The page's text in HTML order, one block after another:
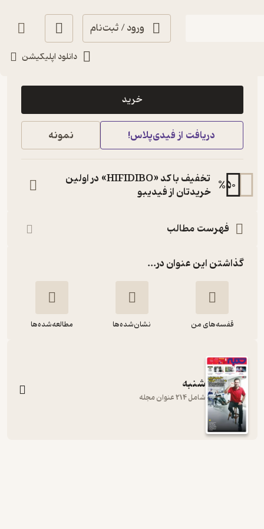
ورود / ثبت‌نام
دانلود اپلیکیشن
6,000
خرید
دریافت از فیدی‌پلاس! نمونه
%50
تخفیف با کد «HIFIDIBO» در اولین
خریدتان از فیدیبو
فهرست مطالب
گذاشتن این عنوان در...
قفسه‌های من نشان‌شده‌ها مطالعه‌شده‌ها
شنبه
شامل 214 عنوان مجله